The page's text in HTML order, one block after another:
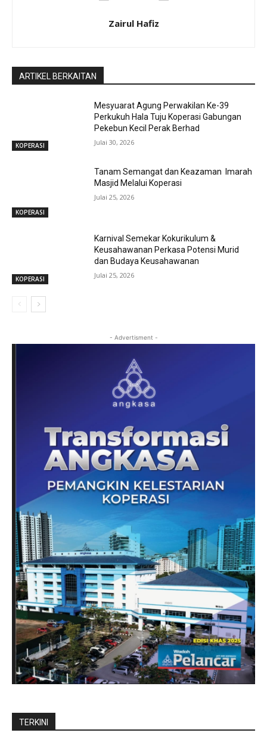
Zairul Hafiz
ARTIKEL BERKAITAN
KOPERASI
Mesyuarat Agung Perwakilan Ke-39
Perkukuh Hala Tuju Koperasi Gabungan
Pekebun Kecil Perak Berhad
Julai 30, 2026
KOPERASI
Tanam Semangat dan Keazaman Imarah
Masjid Melalui Koperasi
Julai 25, 2026
KOPERASI
Karnival Semekar Kokurikulum &
Keusahawanan Perkasa Potensi Murid
dan Budaya Keusahawanan
Julai 25, 2026
- Advertisment -
TERKINI